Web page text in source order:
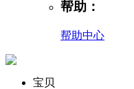
帮助：
帮助中心
宝贝